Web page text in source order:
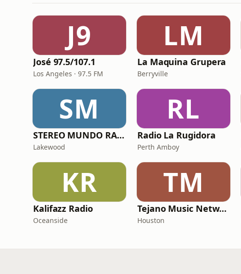
J9
José 97.5/107.1
Los Angeles · 97.5 FM
LM
La Maquina Grupera
Berryville
SM
STEREO MUNDO RADIO
Lakewood
RL
Radio La Rugidora
Perth Amboy
KR
Kalifazz Radio
Oceanside
TM
Tejano Music Network
Houston